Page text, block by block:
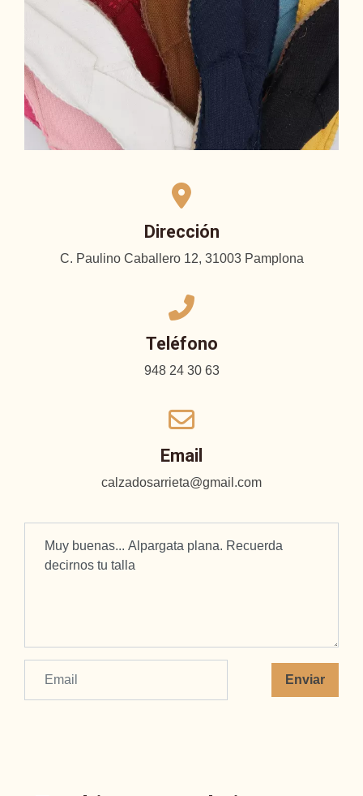
Dirección
C. Paulino Caballero 12, 31003 Pamplona
Teléfono
948 24 30 63
Email
calzadosarrieta@gmail.com
Enviar